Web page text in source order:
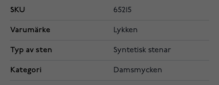
SKU 65215
Varumärke Lykken
Typ av sten Syntetisk stenar
Kategori Damsmycken